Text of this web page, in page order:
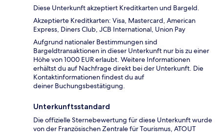
Diese Unterkunft akzeptiert Kreditkarten und Bargeld.
Akzeptierte Kreditkarten: Visa, Mastercard, American
Express, Diners Club, JCB International, Union Pay
Aufgrund nationaler Bestimmungen sind
Bargeldtransaktionen in dieser Unterkunft nur bis zu einer
Höhe von 1000 EUR erlaubt. Weitere Informationen
erhältst du auf Nachfrage direkt bei der Unterkunft. Die
Kontaktinformationen findest du auf
deiner Buchungsbestätigung.
Unterkunftsstandard
Die offizielle Sternebewertung für diese Unterkunft wurde
von der Französischen Zentrale für Tourismus, ATOUT